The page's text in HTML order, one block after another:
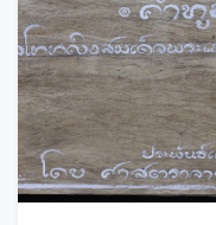
ลำพูน
ศรีสะเกษ
สกลนคร
สงขลา
สตูล